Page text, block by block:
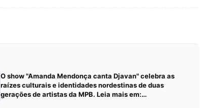
O show "Amanda Mendonça canta Djavan" celebra as
raízes culturais e identidades nordestinas de duas
gerações de artistas da MPB. Leia mais em: